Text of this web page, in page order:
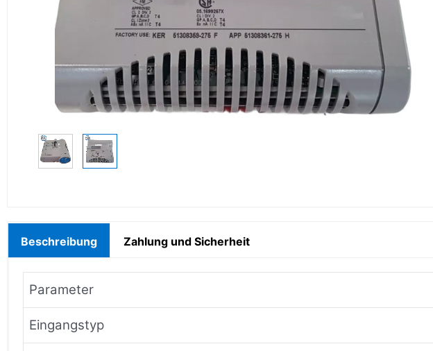
Beschreibung Zahlung und Sicherheit
Parameter
Eingangstyp